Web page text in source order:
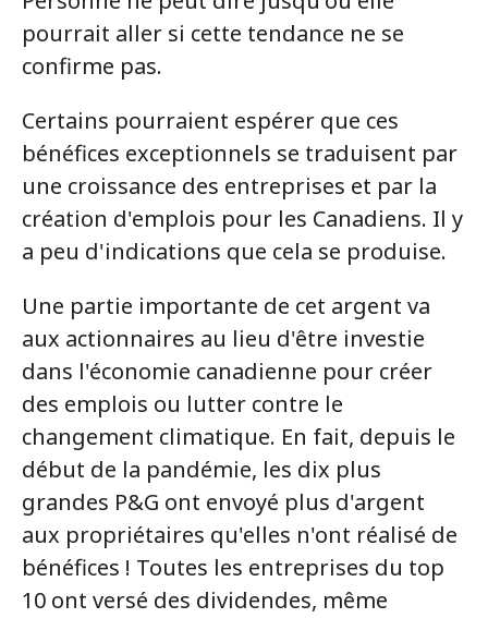
pourrait aller si cette tendance ne se
confirme pas.
Certains pourraient espérer que ces
bénéfices exceptionnels se traduisent par
une croissance des entreprises et par la
création d'emplois pour les Canadiens. Il y
a peu d'indications que cela se produise.
Une partie importante de cet argent va
aux actionnaires au lieu d'être investie
dans l'économie canadienne pour créer
des emplois ou lutter contre le
changement climatique. En fait, depuis le
début de la pandémie, les dix plus
grandes P&G ont envoyé plus d'argent
aux propriétaires qu'elles n'ont réalisé de
bénéfices ! Toutes les entreprises du top
10 ont versé des dividendes, même